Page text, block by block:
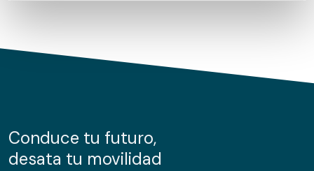
de cookies.
información sobre el uso que haga del sitio web con
nuestros partners de redes sociales, publicidad y análisis
Conduce tu futuro,
desata tu movilidad